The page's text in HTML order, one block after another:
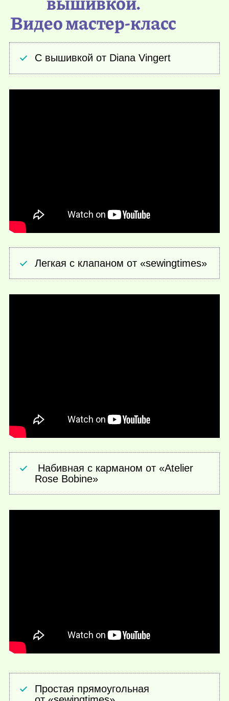
Видео мастер-класс
С вышивкой от Diana Vingert
Легкая с клапаном от «sewingtimes»
Набивная с карманом от «Atelier
Rose Bobine»
Простая прямоугольная